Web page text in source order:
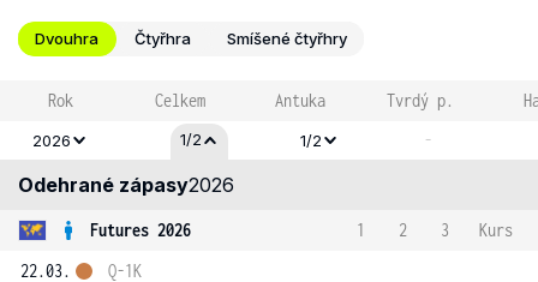
Dvouhra Čtyřhra Smíšené čtyřhry
Rok Celkem Antuka Tvrdý p.
2026 1/2 1/2 -
Odehrané zápasy2026
Futures 2026 1 2 3
Kurs
22.03.
Q-1K